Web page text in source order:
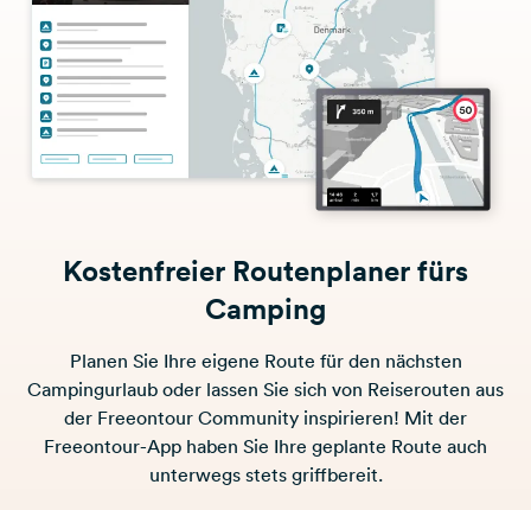
Kostenfreier Routenplaner fürs
Camping
Planen Sie Ihre eigene Route für den nächsten
Campingurlaub oder lassen Sie sich von Reiserouten aus
der Freeontour Community inspirieren! Mit der
Freeontour-App haben Sie Ihre geplante Route auch
unterwegs stets griffbereit.